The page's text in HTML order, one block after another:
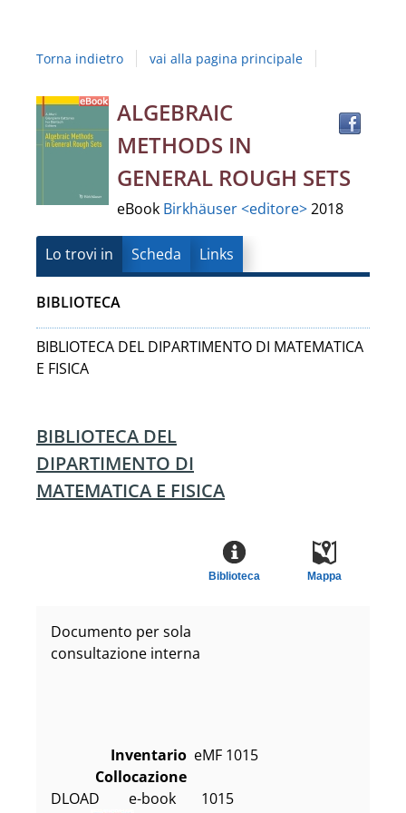
Campania
Vanvitelli"
Torna indietro vai alla pagina principale
Dettaglio
del
documento
ALGEBRAIC
METHODS IN
GENERAL ROUGH SETS
eBook Birkhäuser <editore>2018
Lo trovi in Scheda Links
BIBLIOTECA
BIBLIOTECA DEL DIPARTIMENTO DI MATEMATICA
E FISICA
BIBLIOTECA DEL
DIPARTIMENTO DI
MATEMATICA E FISICA
Mappa
Biblioteca
Documento per sola
consultazione interna
Inventario eMF 1015
Collocazione
DLOAD        e-book       1015